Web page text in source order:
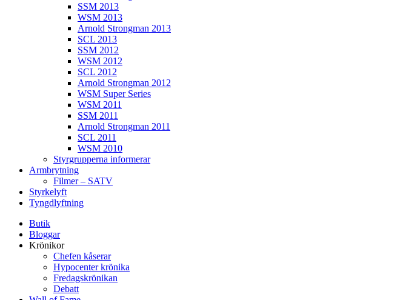
SSM 2013
WSM 2013
Arnold Strongman 2013
SCL 2013
SSM 2012
WSM 2012
SCL 2012
Arnold Strongman 2012
WSM Super Series
WSM 2011
SSM 2011
Arnold Strongman 2011
SCL 2011
WSM 2010
Styrgrupperna informerar
Armbrytning
Filmer – SATV
Styrkelyft
Tyngdlyftning
Butik
Bloggar
Krönikor
Chefen kåserar
Hypocenter krönika
Fredagskrönikan
Debatt